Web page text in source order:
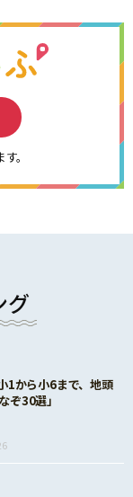
。
グ
1から小6まで、地頭
ぞ30選」